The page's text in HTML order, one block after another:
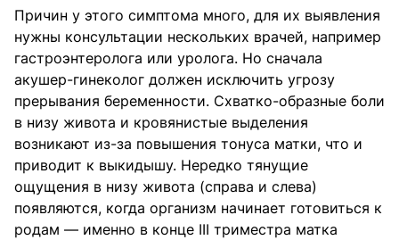
Причин у этого симптома много, для их выявления
нужны консультации нескольких врачей, например
гастроэнтеролога или уролога. Но сначала
акушер-гинеколог должен исключить угрозу
прерывания беременности. Схватко-образные боли
в низу живота и кровянистые выделения
возникают из-за повышения тонуса матки, что и
приводит к выкидышу. Нередко тянущие
ощущения в низу живота (справа и слева)
появляются, когда организм начинает готовиться к
родам — именно в конце III триместра матка